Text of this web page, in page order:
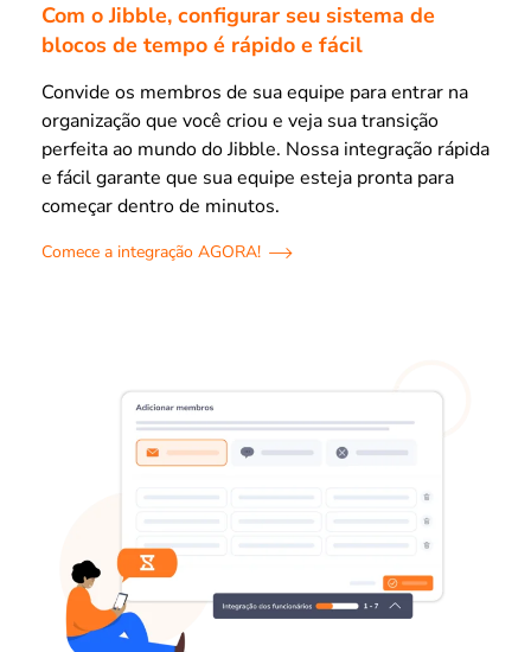
Com o Jibble, configurar seu sistema de
blocos de tempo é rápido e fácil
Convide os membros de sua equipe para entrar na
organização que você criou e veja sua transição
perfeita ao mundo do Jibble. Nossa integração rápida
e fácil garante que sua equipe esteja pronta para
começar dentro de minutos.
Comece a integração AGORA!